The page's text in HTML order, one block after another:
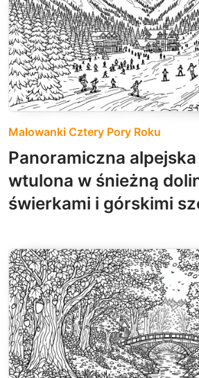
Malowanki Cztery Pory Roku
Panoramiczna
wtulona w śnieżną
świerkami i górskimi